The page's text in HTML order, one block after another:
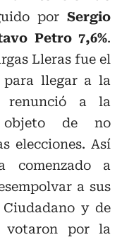
por Sergio
Petro 7,6%.
Lleras fue el
llegar a la
renunció a la
objeto de no
elecciones. Así
comenzado a
a sus
Ciudadano y de
votaron por la